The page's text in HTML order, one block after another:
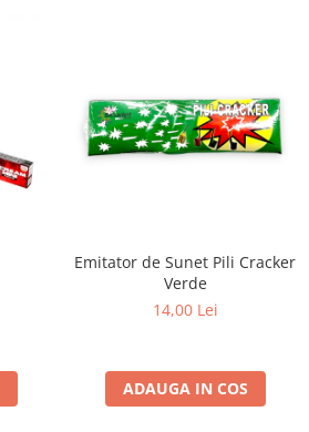
Emitator de Sunet Pili Cracker
Verde
14,00 Lei
ADAUGA IN COS